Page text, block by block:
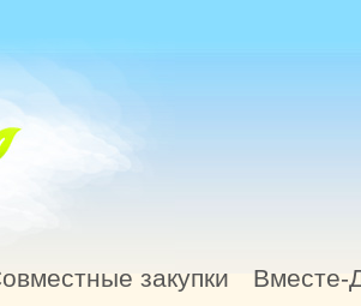
закупки Вместе-